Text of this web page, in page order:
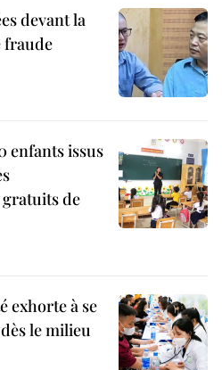
devant la
fraude
enfants issus
de
exhorte à se
le milieu